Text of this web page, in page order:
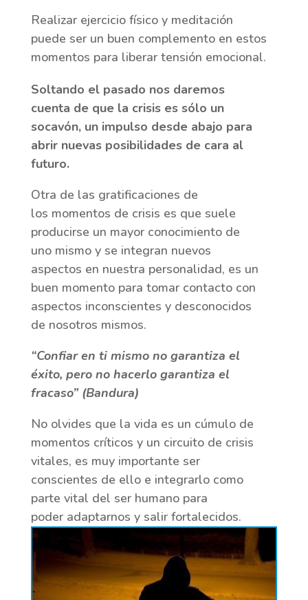
Realizar ejercicio físico y meditación
puede ser un buen complemento en estos
momentos para liberar tensión emocional.
Soltando el pasado nos daremos
cuenta de que la crisis es sólo un
socavón, un impulso desde abajo para
abrir nuevas posibilidades de cara al
futuro.
Otra de las gratificaciones de
los momentos de crisis es que suele
producirse un mayor conocimiento de
uno mismo y se integran nuevos
aspectos en nuestra personalidad, es un
buen momento para tomar contacto con
aspectos inconscientes y desconocidos
de nosotros mismos.
“Confiar en ti mismo no garantiza el
éxito, pero no hacerlo garantiza el
fracaso” (Bandura)
No olvides que la vida es un cúmulo de
momentos críticos y un circuito de crisis
vitales, es muy importante ser
conscientes de ello e integrarlo como
parte vital del ser humano para
poder adaptarnos y salir fortalecidos.